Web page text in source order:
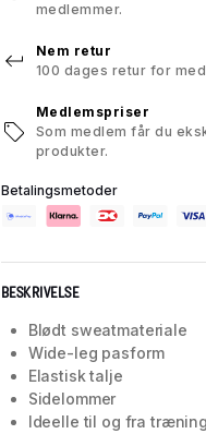
medlemmer.
Nem retur
100 dages retur for
Medlemspriser
Som medlem får du
produkter.
Betalingsmetoder
BESKRIVELSE
Blødt sweatmateriale
Wide-leg pasform
Elastisk talje
Sidelommer
Ideelle til og fra træning